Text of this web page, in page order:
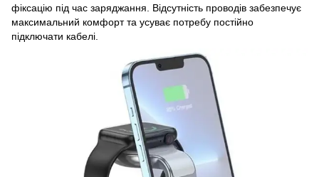
фіксацію під час заряджання. Відсутність проводів забезпечує
максимальний комфорт та усуває потребу постійно
підключати кабелі.